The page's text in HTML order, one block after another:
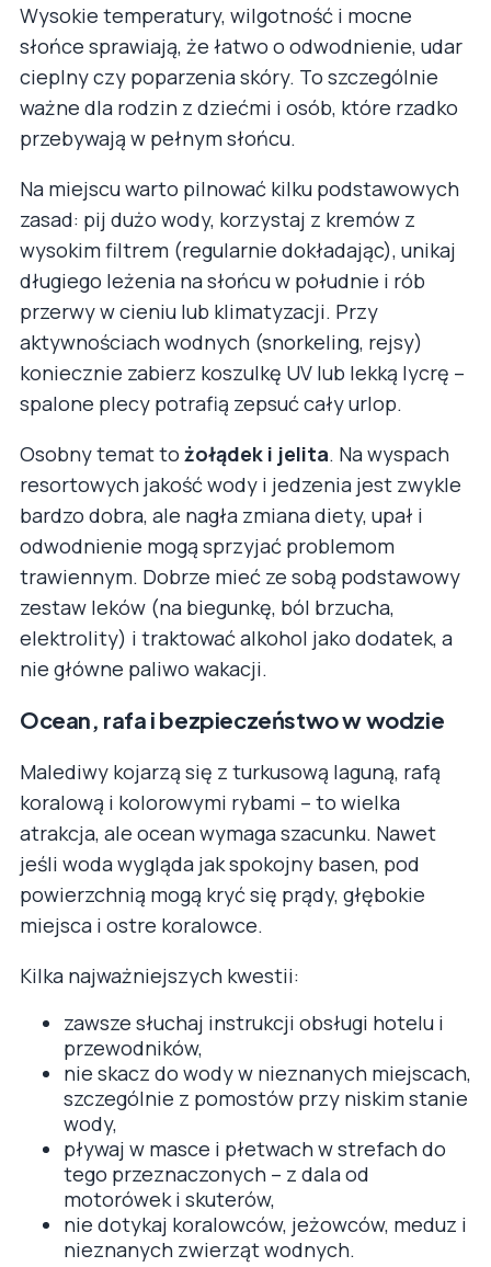
Wysokie temperatury, wilgotność i mocne
słońce sprawiają, że łatwo o odwodnienie, udar
cieplny czy poparzenia skóry. To szczególnie
ważne dla rodzin z dziećmi i osób, które rzadko
przebywają w pełnym słońcu.
Na miejscu warto pilnować kilku podstawowych
zasad: pij dużo wody, korzystaj z kremów z
wysokim filtrem (regularnie dokładając), unikaj
długiego leżenia na słońcu w południe i rób
przerwy w cieniu lub klimatyzacji. Przy
aktywnościach wodnych (snorkeling, rejsy)
koniecznie zabierz koszulkę UV lub lekką lycrę –
spalone plecy potrafią zepsuć cały urlop.
Osobny temat to żołądek i jelita. Na wyspach
resortowych jakość wody i jedzenia jest zwykle
bardzo dobra, ale nagła zmiana diety, upał i
odwodnienie mogą sprzyjać problemom
trawiennym. Dobrze mieć ze sobą podstawowy
zestaw leków (na biegunkę, ból brzucha,
elektrolity) i traktować alkohol jako dodatek, a
nie główne paliwo wakacji.
Ocean, rafa i bezpieczeństwo w wodzie
Malediwy kojarzą się z turkusową laguną, rafą
koralową i kolorowymi rybami – to wielka
atrakcja, ale ocean wymaga szacunku. Nawet
jeśli woda wygląda jak spokojny basen, pod
powierzchnią mogą kryć się prądy, głębokie
miejsca i ostre koralowce.
Kilka najważniejszych kwestii:
zawsze słuchaj instrukcji obsługi hotelu i
przewodników,
nie skacz do wody w nieznanych miejscach,
szczególnie z pomostów przy niskim stanie
wody,
pływaj w masce i płetwach w strefach do
tego przeznaczonych – z dala od
motorówek i skuterów,
nie dotykaj koralowców, jeżowców, meduz i
nieznanych zwierząt wodnych.